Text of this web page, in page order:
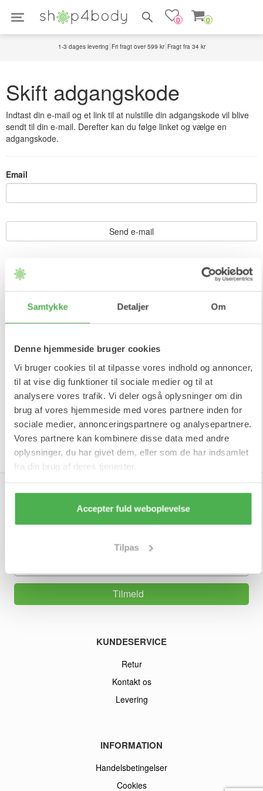
Samtykke Detaljer Om
Denne hjemmeside bruger cookies
Vi bruger cookies til at tilpasse vores indhold og annoncer,
til at vise dig funktioner til sociale medier og til at
analysere vores trafik. Vi deler også oplysninger om din
brug af vores hjemmeside med vores partnere inden for
sociale medier, annonceringspartnere og analysepartnere.
Vores partnere kan kombinere disse data med andre
oplysninger, du har givet dem, eller som de har indsamlet
fra din brug af deres tjenester.
Accepter fuld weboplevelse
Tilpas
Søg efter produkter
0 0
1-3 dages levering Fri fragt over 599 kr Fragt fra 34 kr
Skift adgangskode
Indtast din e-mail og et link til at nulstille din adgangskode vil blive
sendt til din e-mail. Derefter kan du følge linket og vælge en
adgangskode.
Email
Send e-mail
Tilmeld vores nyhedsbrev
Tilmeld
KUNDESERVICE
Retur
Kontakt os
Levering
INFORMATION
Handelsbetingelser
Cookies